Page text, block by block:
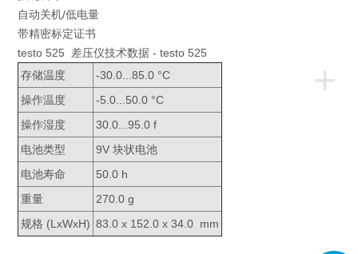
自动关机/低电量
带精密标定证书
testo 525 差压仪技术数据 - testo 525
+
存储温度
-30.0...85.0 °C
操作温度
-5.0...50.0 °C
操作湿度
30.0...95.0 f
电池类型
9V 块状电池
电池寿命
50.0 h
重量
270.0 g
规格 (LxWxH) 83.0 x 152.0 x 34.0 mm